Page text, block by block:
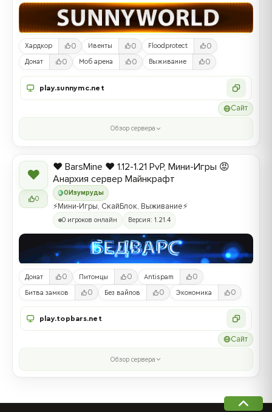
Хардкор 0 Ивенты 0 Floodprotect 0
Донат 0 Моб арена 0 Выживание 0
play.sunnymc.net
Сайт
Обзор сервера
❤
0
0 Изумруды
❤️ BarsMine ❤️ 1.12-1.21 PvP, Мини-Игры 😡
Анархия сервер Майнкрафт
⚡Мини-Игры, СкайБлок, Выживание⚡
0 игроков онлайн Версия: 1.21.4
Донат 0 Питомцы 0 Antispam 0
Битва замков 0 Без вайпов 0 Экономика 0
play.topbars.net
Сайт
Обзор сервера